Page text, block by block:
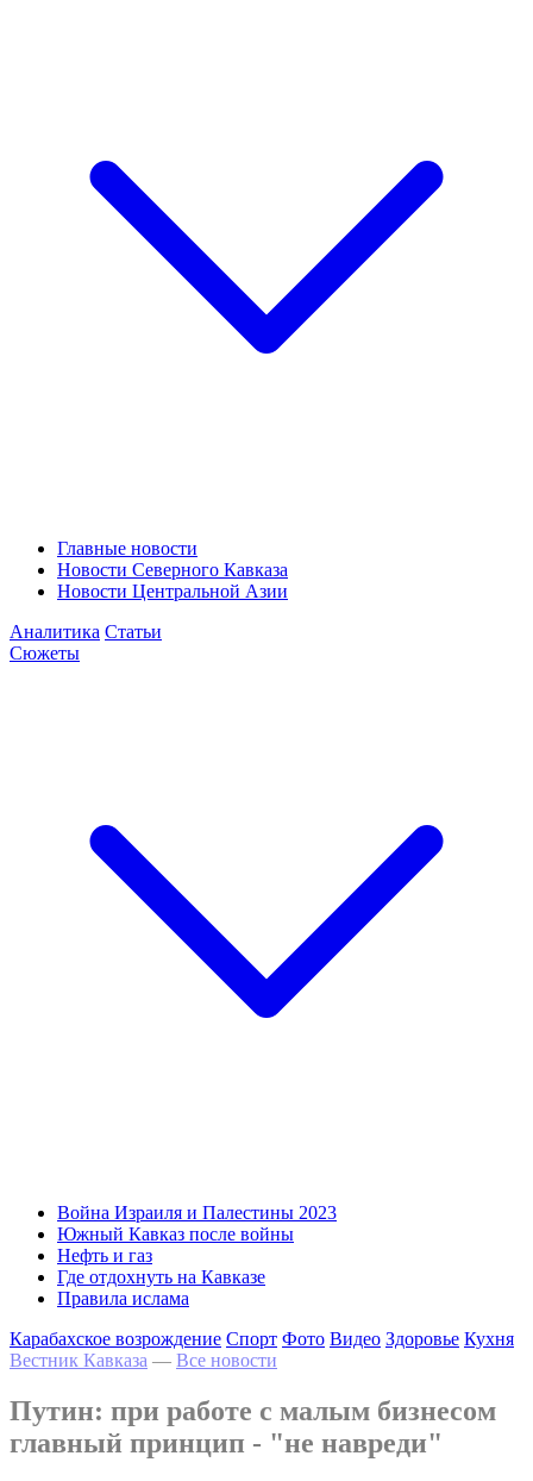
Главные новости
Новости Северного Кавказа
Новости Центральной Азии
Аналитика Статьи
Сюжеты
Война Израиля и Палестины 2023
Южный Кавказ после войны
Нефть и газ
Где отдохнуть на Кавказе
Правила ислама
Карабахское возрождение Спорт Фото Видео Здоровье Кухня
Вестник Кавказа — Все новости
Путин: при работе с малым бизнесом
главный принцип - "не навреди"